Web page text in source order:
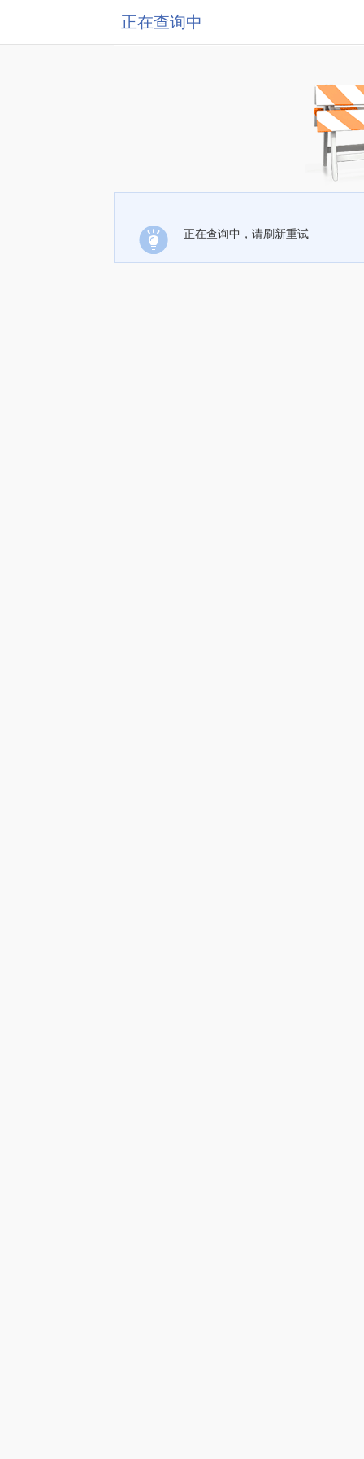
正在查询中
正在查询中，请刷新重试